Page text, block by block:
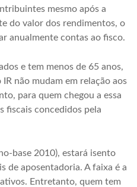
mesmo após a
do valor dos rendimentos, o
anualmente contas ao fisco.
e tem menos de 65 anos,
não mudam em relação aos
para quem chegou a essa
fiscais concedidos pela
base 2010), estará isento
de aposentadoria. A faixa é a
Entretanto, quem tem